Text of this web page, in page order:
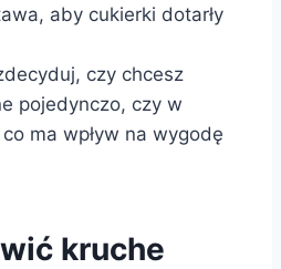
aby cukierki dotarły
czy chcesz
pojedynczo, czy w
ma wpływ na wygodę
kruche